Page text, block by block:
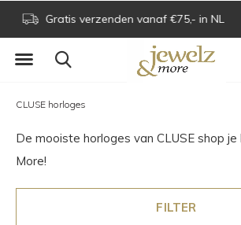
Voor 16.00 uur besteld is dezelfde
CLUSE horloges
De mooiste horloges van CLUSE shop je
More!
FILTER